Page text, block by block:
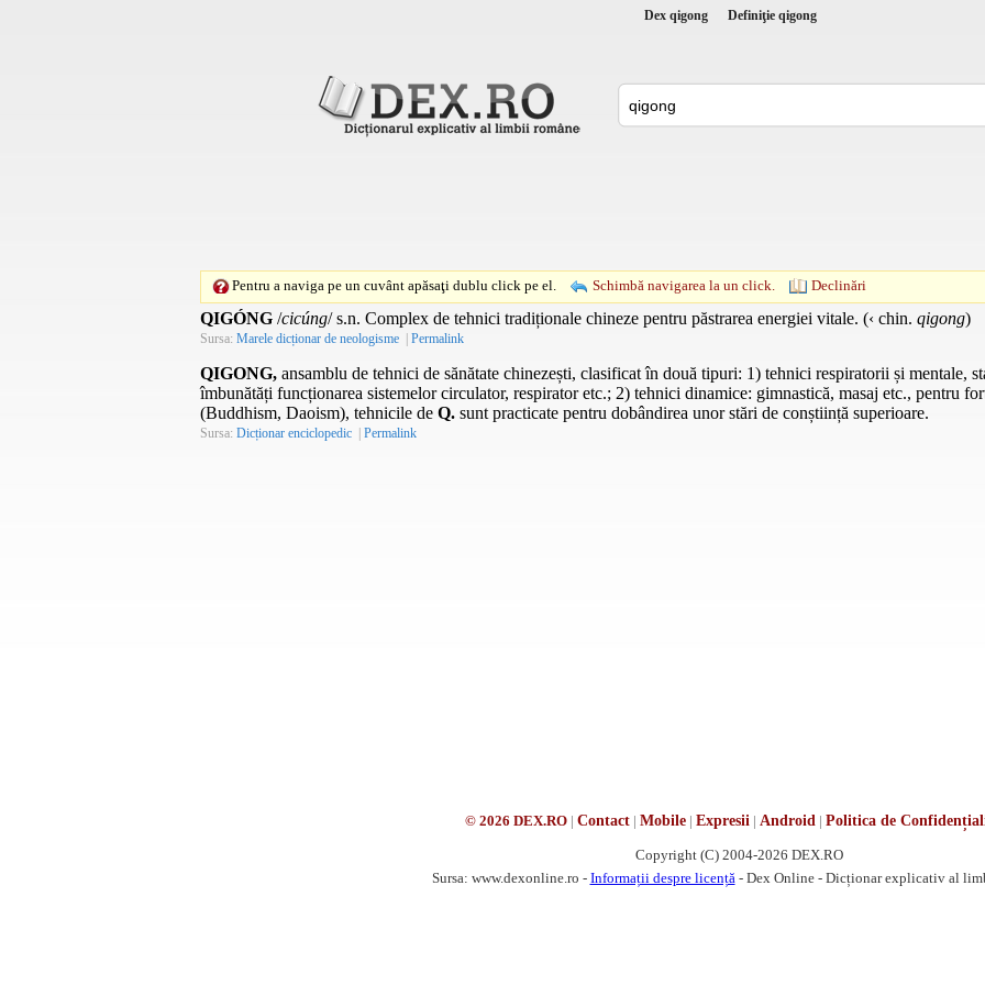
Dex qigong Definiţie qigong
Pentru a naviga pe un cuvânt apăsaţi dublu click pe el. Schimbă navigarea la un click. Declinări
QIGÓNG /cicúng/ s.n. Complex de tehnici tradiționale chineze pentru păstrarea energiei vitale. (‹ chin. qigong)
Sursa: Marele dicționar de neologisme | Permalink
QIGONG, ansamblu de tehnici de sănătate chinezești, clasificat în două tipuri: 1) tehnici respiratorii și mentale,
îmbunătăți funcționarea sistemelor circulator, respirator etc.; 2) tehnici dinamice: gimnastică, masaj etc., pentru
(Buddhism, Daoism), tehnicile de Q. sunt practicate pentru dobândirea unor stări de conștiință superioare.
Sursa: Dicționar enciclopedic | Permalink
© 2026 DEX.RO| Contact| Mobile| Expresii | Android | Politica de
Copyright (C) 2004-2026 DEX.RO
Sursa: www.dexonline.ro - Informații despre licență - Dex Online - Dicționar explicativ al